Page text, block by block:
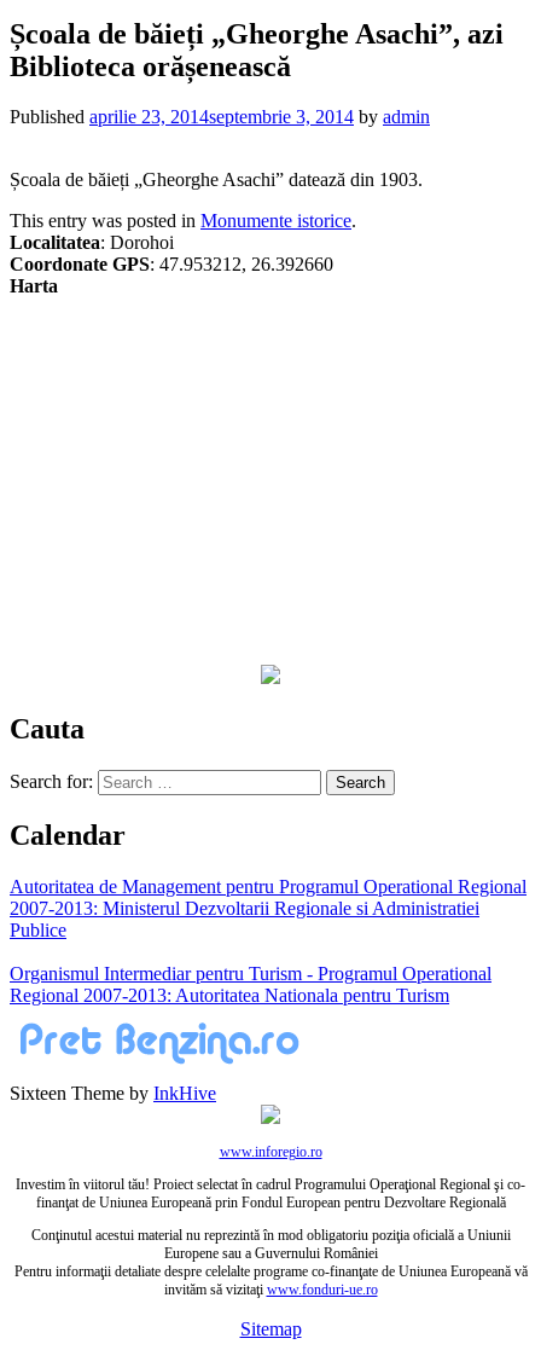
Școala de băieți „Gheorghe Asachi”, azi
Biblioteca orășenească
Published aprilie 23, 2014septembrie 3, 2014 by admin
Școala de băieți „Gheorghe Asachi” datează din 1903.
This entry was posted in Monumente istorice.
Localitatea: Dorohoi
Coordonate GPS: 47.953212, 26.392660
Harta
Cauta
Search for:
Calendar
Autoritatea de Management pentru Programul Operational Regional
2007-2013: Ministerul Dezvoltarii Regionale si Administratiei
Publice
Organismul Intermediar pentru Turism - Programul Operational
Regional 2007-2013: Autoritatea Nationala pentru Turism
Sixteen Theme by InkHive
www.inforegio.ro
Investim în viitorul tău! Proiect selectat în cadrul Programului Operaţional Regional şi co-
finanţat de Uniunea Europeană prin Fondul European pentru Dezvoltare Regională
Conţinutul acestui material nu reprezintă în mod obligatoriu poziţia oficială a Uniunii
Europene sau a Guvernului României
Pentru informaţii detaliate despre celelalte programe co-finanţate de Uniunea Europeană vă
invităm să vizitaţi www.fonduri-ue.ro
Sitemap